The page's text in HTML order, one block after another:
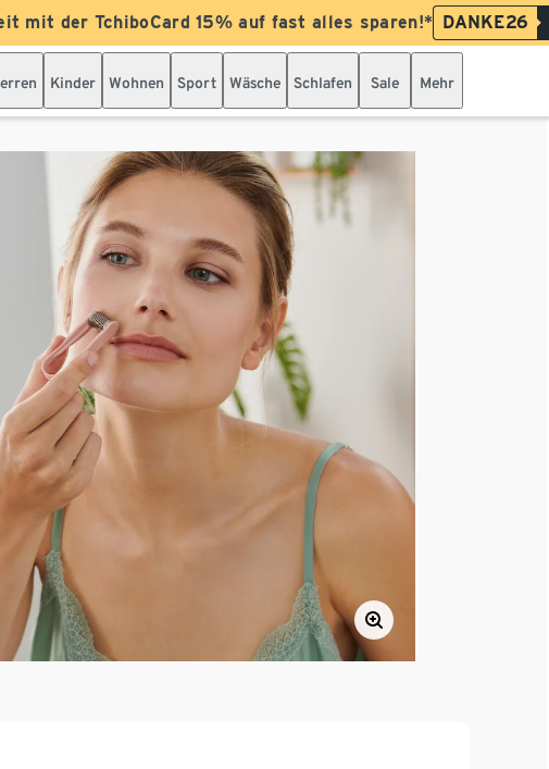
mit der TchiboCard 15% auf fast alles sparen!* DANKE26
Kinder Wohnen Sport Wäsche Schlafen Sale Mehr